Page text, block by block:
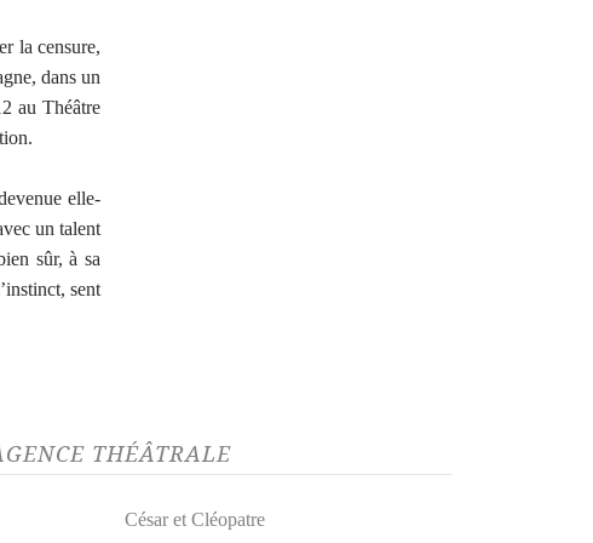
la censure,
dans un
au Théâtre
elle-
un talent
sûr, à sa
sent
THÉÂTRALE
César et Cléopatre